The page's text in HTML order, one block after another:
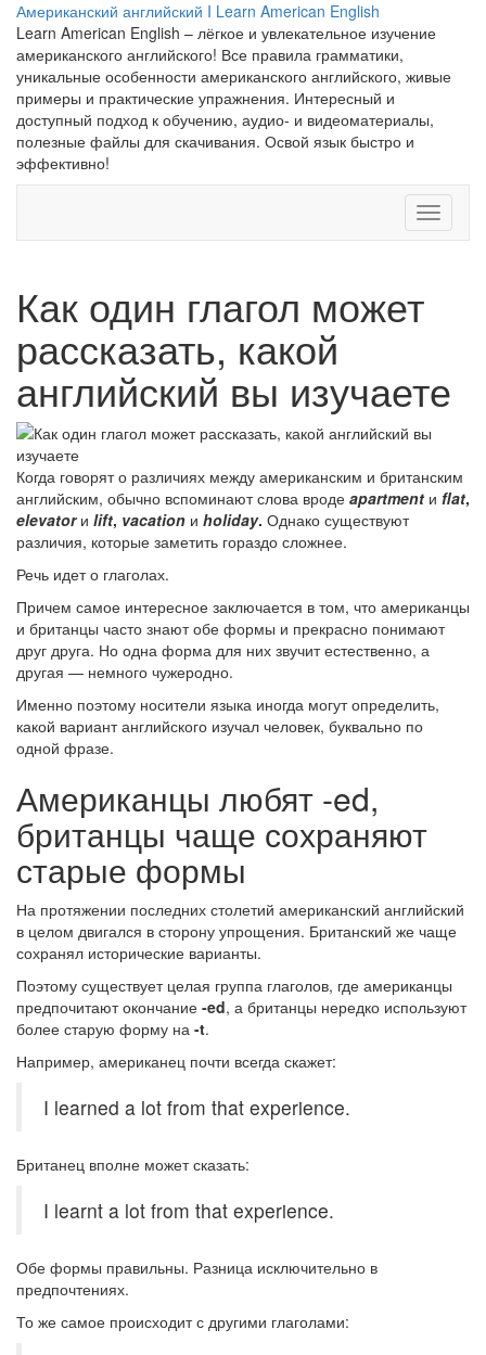
Перейти
содержимому
Американский английский I Learn American English
Learn American English – лёгкое и увлекательное изучение
американского английского! Все правила грамматики,
уникальные особенности американского английского, живые
примеры и практические упражнения. Интересный и
доступный подход к обучению, аудио- и видеоматериалы,
полезные файлы для скачивания. Освой язык быстро и
эффективно!
Как один глагол может
рассказать, какой
английский вы изучаете
Когда говорят о различиях между американским и британским
английским, обычно вспоминают слова вроде apartment и flat,
elevatorи lift, vacation и holiday. Однако существуют
различия, которые заметить гораздо сложнее.
Речь идет о глаголах.
Причем самое интересное заключается в том, что американцы
и британцы часто знают обе формы и прекрасно понимают
друг друга. Но одна форма для них звучит естественно, а
другая — немного чужеродно.
Именно поэтому носители языка иногда могут определить,
какой вариант английского изучал человек, буквально по
одной фразе.
Американцы любят -ed,
британцы чаще сохраняют
старые формы
На протяжении последних столетий американский английский
в целом двигался в сторону упрощения. Британский же чаще
сохранял исторические варианты.
Поэтому существует целая группа глаголов, где американцы
предпочитают окончание -ed, а британцы нередко используют
более старую форму на -t.
Например, американец почти всегда скажет:
I learned a lot from that experience.
Британец вполне может сказать:
I learnt a lot from that experience.
Обе формы правильны. Разница исключительно в
предпочтениях.
То же самое происходит с другими глаголами: